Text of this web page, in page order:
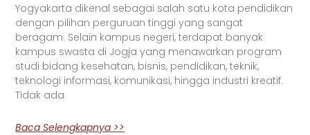
Yogyakarta dikenal sebagai salah satu kota pendidikan
dengan pilihan perguruan tinggi yang sangat
beragam. Selain kampus negeri, terdapat banyak
kampus swasta di Jogja yang menawarkan program
studi bidang kesehatan, bisnis, pendidikan, teknik,
teknologi informasi, komunikasi, hingga industri kreatif.
Tidak ada
Baca Selengkapnya >>